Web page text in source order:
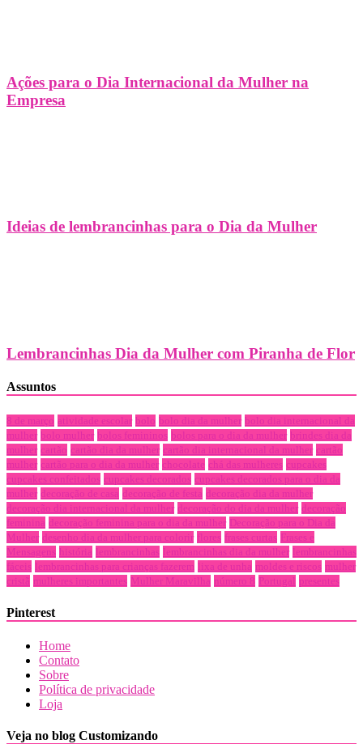
Ações para o Dia Internacional da Mulher na
Empresa
Ideias de lembrancinhas para o Dia da Mulher
Lembrancinhas Dia da Mulher com Piranha de Flor
Assuntos
8 de março atividade escolar bolo bolo dia da mulher bolo dia internacional da
mulher bolo mulher bolos femininos bolos para o dia da mulher brindes dia da
mulher
cartão cartão dia da mulher cartão dia internacional da mulher
cartão
mulher
cartão para o dia da mulher chocolate chá das mulheres
cupcakes
cupcakes confeitados
cupcakes decorados
cupcakes decorados para o dia da
mulher
decoração de casa decoração de festa
decoração dia da mulher
decoração dia internacional da mulher
decoração do dia da mulher
decoração
feminina
decoração feminina para o dia da mulher
Decoração para o Dia da
Mulher
desenho dia da mulher para colorir flores frases curtas
Frases e
Mensagens
história lembrancinhas lembrancinhas dia da mulher
lembrancinhas
fáceis
lembrancinhas para crianças fazerem lixa de unha moldes e riscos
mulher
cristã
mulheres importantes Mulher Maravilha número 8 Portugal presentes
Pinterest
Home
Contato
Sobre
Política de privacidade
Loja
Veja no blog Customizando